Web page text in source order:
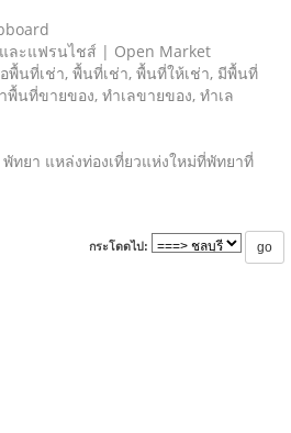
และแฟรนไชส์ | Open Market
พื้นที่เช่า, พื้นที่เช่า, พื้นที่ให้เช่า, มีพื้นที่
พื้นที่ขายของ, ทําเลขายของ, ทำเล
ทยา แหล่งท่องเที่ยวแห่งใหม่ที่พัทยาที่
กระโดดไป: